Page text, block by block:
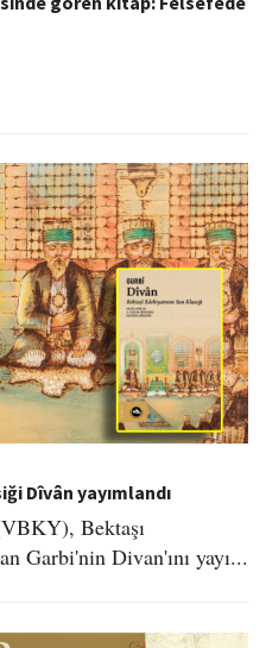
Dîvân yayımlandı
Bektaşı
Garbi'nin Divan'ını yayı...